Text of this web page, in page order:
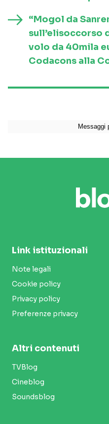
“Mogol da
sull’elisoccorso
volo da 40mila
Codacons alla
Link istituzionali
Note legali
Cookie policy
Privacy policy
Preferenze privacy
Altri contenuti
TVBlog
Cineblog
Soundsblog